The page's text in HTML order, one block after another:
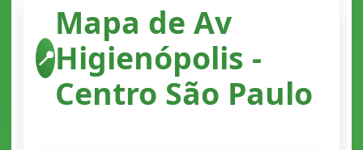
📍
Mapa de Av
Higienópolis -
Centro São Paulo